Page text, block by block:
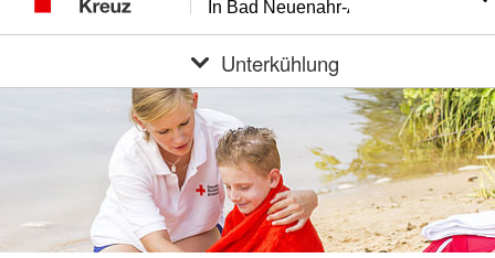
In Bad Neuenahr-Ahrweiler
Unterkühlung